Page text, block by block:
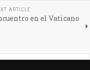
ARTICLE
en el Vaticano